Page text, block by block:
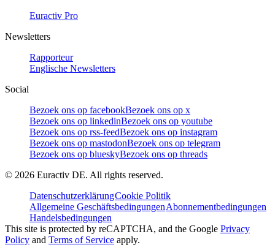
Euractiv Pro
Newsletters
Rapporteur
Englische Newsletters
Social
Bezoek ons op facebookBezoek ons op x
Bezoek ons op linkedinBezoek ons op youtube
Bezoek ons op rss-feedBezoek ons op instagram
Bezoek ons op mastodonBezoek ons op telegram
Bezoek ons op blueskyBezoek ons op threads
© 2026 Euractiv DE. All rights reserved.
DatenschutzerklärungCookie Politik
Allgemeine GeschäftsbedingungenAbonnementbedingungen
Handelsbedingungen
This site is protected by reCAPTCHA, and the Google Privacy
Policy and Terms of Service apply.